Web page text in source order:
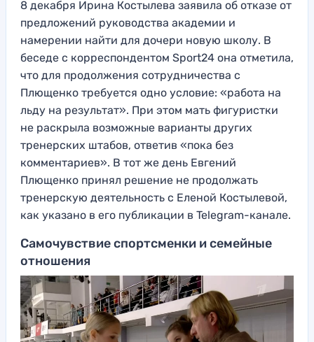
8 декабря Ирина Костылева заявила об отказе от
предложений руководства академии и
намерении найти для дочери новую школу. В
беседе с корреспондентом Sport24 она отметила,
что для продолжения сотрудничества с
Плющенко требуется одно условие: «работа на
льду на результат». При этом мать фигуристки
не раскрыла возможные варианты других
тренерских штабов, ответив «пока без
комментариев». В тот же день Евгений
Плющенко принял решение не продолжать
тренерскую деятельность с Еленой Костылевой,
как указано в его публикации в Telegram-канале.
Самочувствие спортсменки и семейные
отношения